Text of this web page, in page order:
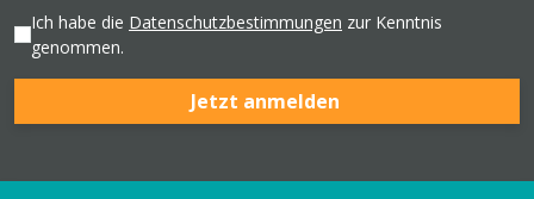
Ich habe die Datenschutzbestimmungen zur Kenntnis
genommen.
Jetzt anmelden